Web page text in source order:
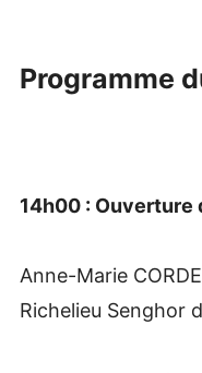
Programme
14h00 : Ouverture
Anne-Marie
Richelieu Senghor